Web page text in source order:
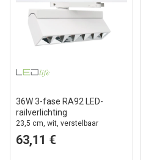
36W 3-fase RA92 LED-
railverlichting
23,5 cm, wit, verstelbaar
63,11 €